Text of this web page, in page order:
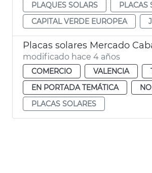
PLAQUES SOLARS
PLACAS
CAPITAL VERDE EUROPEA
Placas solares Mercado
modificado hace 4 años
COMERCIO VALENCIA
EN PORTADA TEMÁTICA
PLACAS SOLARES